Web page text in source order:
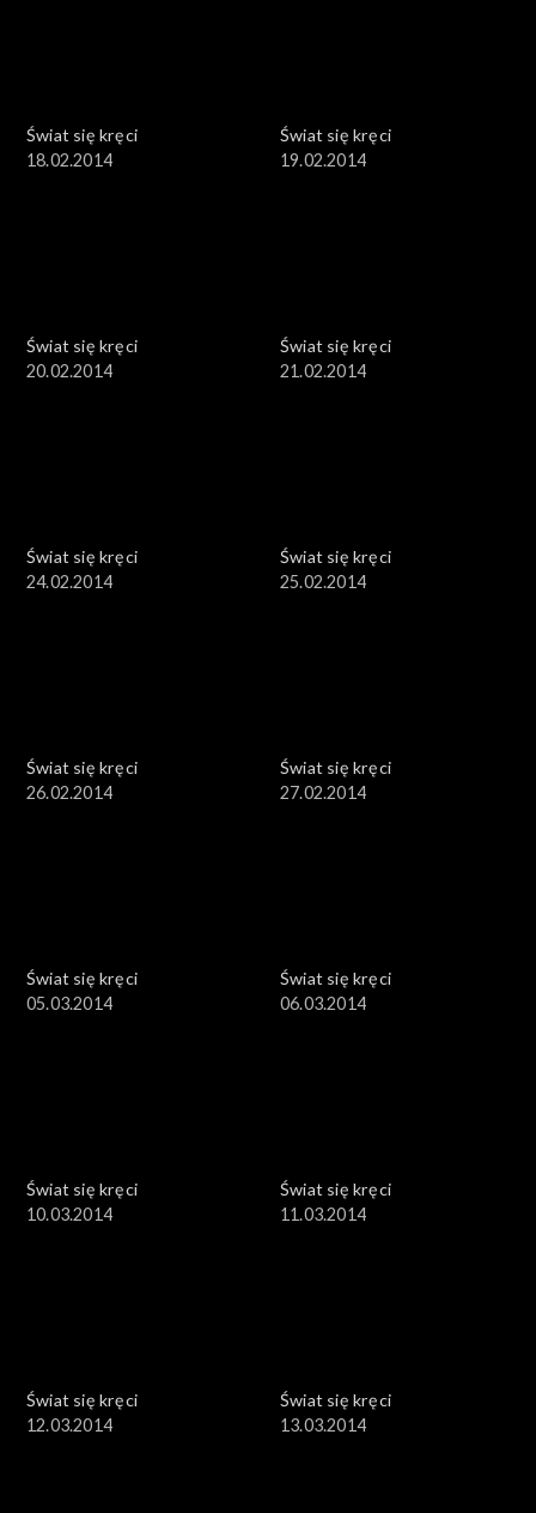
Świat się kręci
18.02.2014
Świat się kręci
19.02.2014
Świat się kręci
20.02.2014
Świat się kręci
21.02.2014
Świat się kręci
24.02.2014
Świat się kręci
25.02.2014
Świat się kręci
26.02.2014
Świat się kręci
27.02.2014
Świat się kręci
05.03.2014
Świat się kręci
06.03.2014
Świat się kręci
10.03.2014
Świat się kręci
11.03.2014
Świat się kręci
12.03.2014
Świat się kręci
13.03.2014